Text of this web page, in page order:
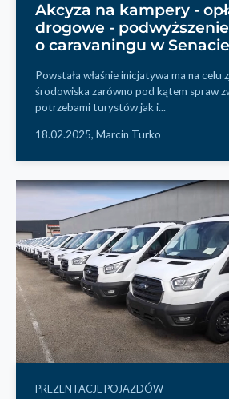
Akcyza na kampery -
drogowe -
o caravaningu w
Powstała właśnie inicjatywa ma na celu
środowiska zarówno pod kątem spraw
potrzebami turystów jak i...
18.02.2025, Marcin Turko
PREZENTACJE POJAZDÓW